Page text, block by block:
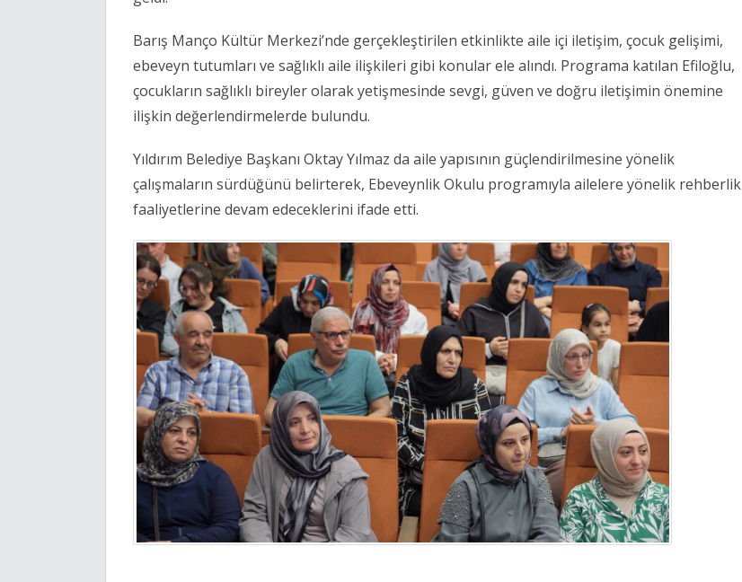
Barış Manço Kültür Merkezi’nde gerçekleştirilen etkinlikte aile içi iletişim, çocuk gelişimi,
ebeveyn tutumları ve sağlıklı aile ilişkileri gibi konular ele alındı. Programa katılan Efiloğlu,
çocukların sağlıklı bireyler olarak yetişmesinde sevgi, güven ve doğru iletişimin önemine
ilişkin değerlendirmelerde bulundu.
Yıldırım Belediye Başkanı Oktay Yılmaz da aile yapısının güçlendirilmesine yönelik
çalışmaların sürdüğünü belirterek, Ebeveynlik Okulu programıyla ailelere yönelik rehberlik
faaliyetlerine devam edeceklerini ifade etti.